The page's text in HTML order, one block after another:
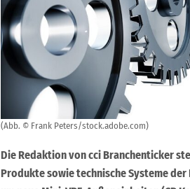
(Abb. © Frank Peters/stock.adobe.com)
Die Redaktion von cci Branchenticker
Produkte sowie technische Systeme